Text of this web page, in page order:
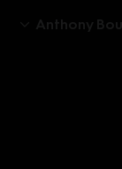
Anthony